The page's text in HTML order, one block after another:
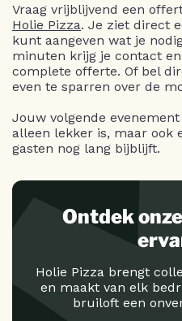
Vraag vrijblijvend een
Holie Pizza. Je ziet direct
kunt aangeven wat je
minuten krijg je contact
complete offerte. Of bel
even te sparren over de
Jouw volgende
alleen lekker is, maar ook
gasten nog lang bijblijft.
Ontdek
Holie Pizza brengt
en maakt van elk
bruiloft een